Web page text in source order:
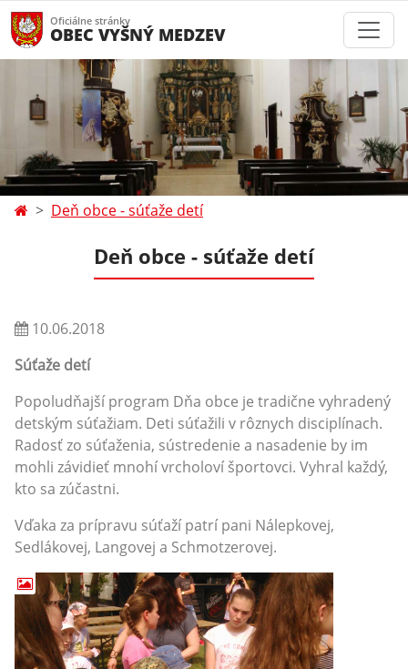
Oficiálne stránky
OBEC VYŠNÝ MEDZEV
Deň obce - súťaže detí
Deň obce - súťaže detí
10.06.2018
Súťaže detí
Popoludňajší program Dňa obce je tradične vyhradený
detským súťažiam. Deti súťažili v rôznych disciplínach.
Radosť zo súťaženia, sústredenie a nasadenie by im
mohli závidieť mnohí vrcholoví športovci. Vyhral každý,
kto sa zúčastni.
Vďaka za prípravu súťaží patrí pani Nálepkovej,
Sedlákovej, Langovej a Schmotzerovej.